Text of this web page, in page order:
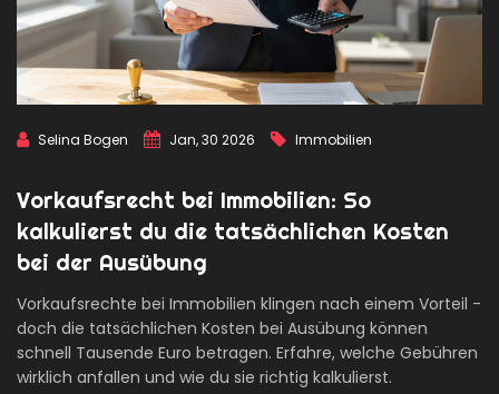
Selina Bogen Jan, 30 2026 Immobilien
Vorkaufsrecht bei Immobilien: So
kalkulierst du die tatsächlichen Kosten
bei der Ausübung
Vorkaufsrechte bei Immobilien klingen nach einem Vorteil -
doch die tatsächlichen Kosten bei Ausübung können
schnell Tausende Euro betragen. Erfahre, welche Gebühren
wirklich anfallen und wie du sie richtig kalkulierst.